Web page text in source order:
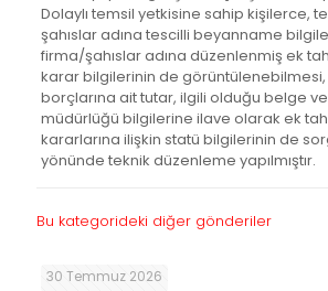
Dolaylı temsil yetkisine sahip kişilerce,
şahıslar adına tescilli beyanname
firma/şahıslar adına düzenlenmiş ek
karar bilgilerinin de görüntülenebilmesi,
borçlarına ait tutar, ilgili olduğu belge
müdürlüğü bilgilerine ilave olarak ek
kararlarına ilişkin statü bilgilerinin de
yönünde teknik düzenleme yapılmıştır.
Bu kategorideki diğer gönderiler
30 Temmuz 2026